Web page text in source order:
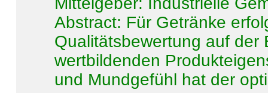
Abstract: Für Getränke
Qualitätsbewertung auf der
wertbildenden
und Mundgefühl hat der